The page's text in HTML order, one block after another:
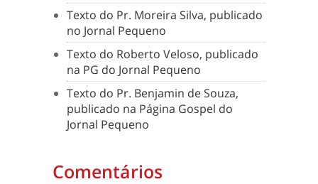
Texto do Pr. Moreira Silva, publicado
no Jornal Pequeno
Texto do Roberto Veloso, publicado
na PG do Jornal Pequeno
Texto do Pr. Benjamin de Souza,
publicado na Página Gospel do
Jornal Pequeno
Comentários